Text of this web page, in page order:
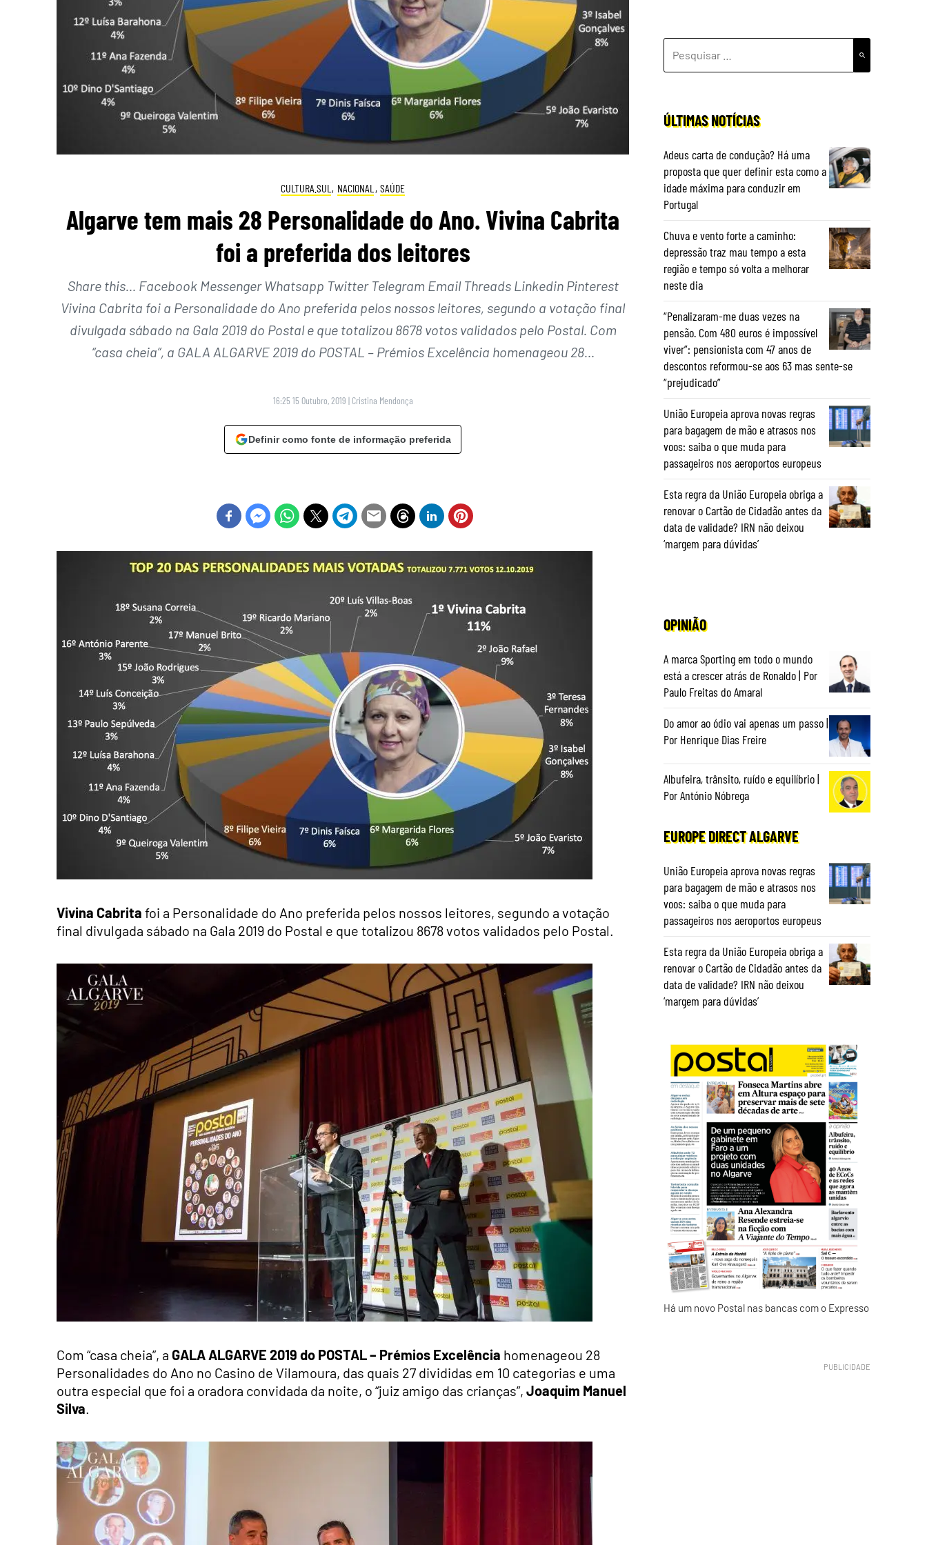
CULTURA.SUL , NACIONAL , SAÚDE
Algarve tem mais 28 Personalidade do Ano. Vivina Cabrita
foi a preferida dos leitores
Share this… Facebook Messenger Whatsapp Twitter Telegram Email Threads Linkedin Pinterest
Vivina Cabrita foi a Personalidade do Ano preferida pelos nossos leitores, segundo a votação final
divulgada sábado na Gala 2019 do Postal e que totalizou 8678 votos validados pelo Postal. Com
“casa cheia”, a GALA ALGARVE 2019 do POSTAL – Prémios Excelência homenageou 28…
16:25 15 Outubro, 2019 | Cristina Mendonça
Definir como fonte de informação preferida
Vivina Cabrita foi a Personalidade do Ano preferida pelos nossos leitores, segundo a votação
final divulgada sábado na Gala 2019 do Postal e que totalizou 8678 votos validados pelo Postal.
Com “casa cheia”, a GALA ALGARVE 2019 do POSTAL – Prémios Excelência homenageou 28
Personalidades do Ano no Casino de Vilamoura, das quais 27 divididas em 10 categorias e uma
outra especial que foi a oradora convidada da noite, o “juiz amigo das crianças”, Joaquim Manuel
Silva.
POR:
ÚLTIMAS NOTÍCIAS
Adeus carta de condução? Há uma
proposta que quer definir esta como a
idade máxima para conduzir em
Portugal
Chuva e vento forte a caminho:
depressão traz mau tempo a esta
região e tempo só volta a melhorar
neste dia
“Penalizaram-me duas vezes na
pensão. Com 480 euros é impossível
viver”: pensionista com 47 anos de
descontos reformou-se aos 63 mas sente-se
“prejudicado”
União Europeia aprova novas regras
para bagagem de mão e atrasos nos
voos: saiba o que muda para
passageiros nos aeroportos europeus
Esta regra da União Europeia obriga a
renovar o Cartão de Cidadão antes da
data de validade? IRN não deixou
‘margem para dúvidas’
OPINIÃO
A marca Sporting em todo o mundo
está a crescer atrás de Ronaldo | Por
Paulo Freitas do Amaral
Do amor ao ódio vai apenas um passo |
Por Henrique Dias Freire
Albufeira, trânsito, ruído e equilíbrio |
Por António Nóbrega
EUROPE DIRECT ALGARVE
União Europeia aprova novas regras
para bagagem de mão e atrasos nos
voos: saiba o que muda para
passageiros nos aeroportos europeus
Esta regra da União Europeia obriga a
renovar o Cartão de Cidadão antes da
data de validade? IRN não deixou
‘margem para dúvidas’
Há um novo Postal nas bancas com o Expresso